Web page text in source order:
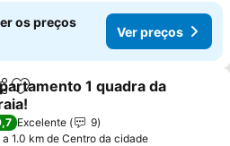
os preços
Ver preços
Adicionar aos favoritos
1 quadra da
preços
Excelente
9
a 1.0 km de Centro da cidade